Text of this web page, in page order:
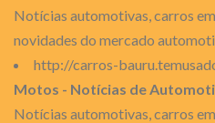
Notícias automotivas, carros
novidades do mercado
http://carros-
Motos - Notícias de
Notícias automotivas, carros